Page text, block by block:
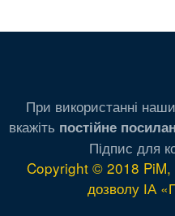
При використанні
вкажіть постійне
Підпис для
Copyright © 2018 PiM,
дозволу ІА